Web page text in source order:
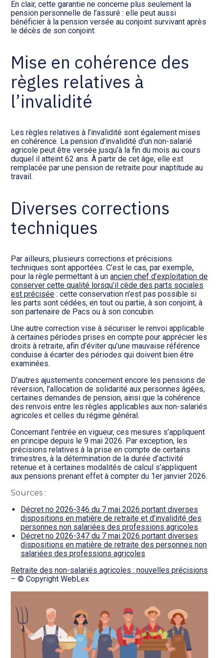
En clair, cette garantie ne concerne plus seulement la
pension personnelle de l’assuré : elle peut aussi
bénéficier à la pension versée au conjoint survivant après
le décès de son conjoint.
Mise en cohérence des
règles relatives à
l’invalidité
Les règles relatives à l’invalidité sont également mises
en cohérence. La pension d’invalidité d’un non-salarié
agricole peut être versée jusqu’à la fin du mois au cours
duquel il atteint 62 ans. À partir de cet âge, elle est
remplacée par une pension de retraite pour inaptitude au
travail.
Diverses corrections
techniques
Par ailleurs, plusieurs corrections et précisions
techniques sont apportées. C’est le cas, par exemple,
pour la règle permettant à unancien chef d’exploitation de
conserver cette qualité lorsqu’il cède des parts sociales
est précisée : cette conservation n’est pas possible si
les parts sont cédées, en tout ou partie, à son conjoint, à
son partenaire de Pacs ou à son concubin.
Une autre correction vise à sécuriser le renvoi applicable
à certaines périodes prises en compte pour apprécier les
droits à retraite, afin d’éviter qu’une mauvaise référence
conduise à écarter des périodes qui doivent bien être
examinées.
D’autres ajustements concernent encore les pensions de
réversion, l’allocation de solidarité aux personnes âgées,
certaines demandes de pension, ainsi que la cohérence
des renvois entre les règles applicables aux non-salariés
agricoles et celles du régime général.
Concernant l’entrée en vigueur, ces mesures s’appliquent
en principe depuis le 9 mai 2026. Par exception, les
précisions relatives à la prise en compte de certains
trimestres, à la détermination de la durée d’activité
retenue et à certaines modalités de calcul s’appliquent
aux pensions prenant effet à compter du 1er janvier 2026.
Sources :
Décret no 2026-346 du 7 mai 2026 portant diverses
dispositions en matière de retraite et d’invalidité des
personnes non salariées des professions agricoles
Décret no 2026-347 du 7 mai 2026 portant diverses
dispositions en matière de retraite des personnes non
salariées des professions agricoles
Retraite des non-salariés agricoles : nouvelles précisions
– © Copyright WebLex